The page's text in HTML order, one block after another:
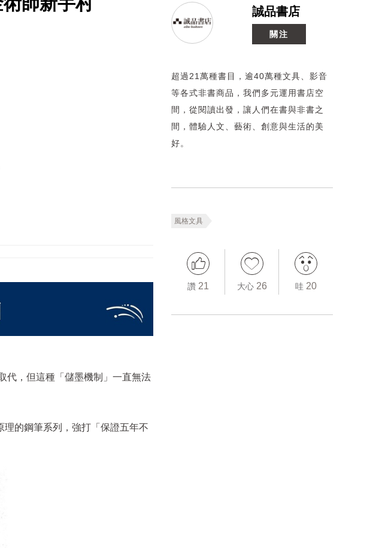
代，但這種「儲墨機制」一直無法
的鋼筆系列，強打「保證五年不
誠品書店
關注
超過21萬種書目，逾40萬種文具、影音
等各式非書商品，我們多元運用書店空
間，從閱讀出發，讓人們在書與非書之
間，體驗人文、藝術、創意與生活的美
好。
風格文具
讚 21 大心 26 哇 20